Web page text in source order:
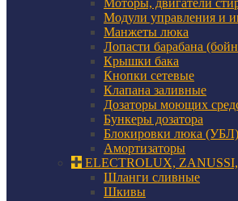
Моторы, двигатели
Модули управления и
Манжеты люка
Лопасти барабана
Крышки бака
Кнопки сетевые
Клапана заливные
Дозаторы моющих
Бункеры дозатора
Блокировки люка (УБЛ)
Амортизаторы
ELECTROLUX,
Шланги сливные
Шкивы